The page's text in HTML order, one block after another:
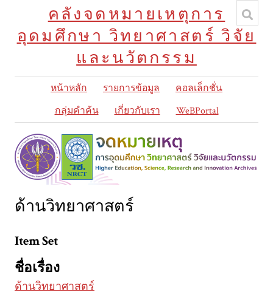
คลังจดหมายเหตุการ
อุดมศึกษา วิทยาศาสตร์ วิจัย
และนวัตกรรม
หน้าหลัก รายการข้อมูล
คอลเล็กชั่น
กลุ่มคำค้น
เกี่ยวกับเรา WeBPortal
ด้านวิทยาศาสตร์
Item Set
ชื่อเรื่อง
ด้านวิทยาศาสตร์